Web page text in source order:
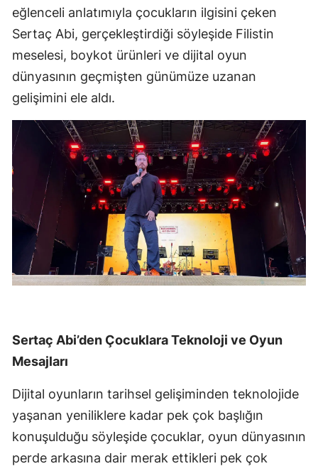
eğlenceli anlatımıyla çocukların ilgisini çeken
Sertaç Abi, gerçekleştirdiği söyleşide Filistin
meselesi, boykot ürünleri ve dijital oyun
dünyasının geçmişten günümüze uzanan
gelişimini ele aldı.
Sertaç Abi’den Çocuklara Teknoloji ve Oyun
Mesajları
Dijital oyunların tarihsel gelişiminden teknolojide
yaşanan yeniliklere kadar pek çok başlığın
konuşulduğu söyleşide çocuklar, oyun dünyasının
perde arkasına dair merak ettikleri pek çok